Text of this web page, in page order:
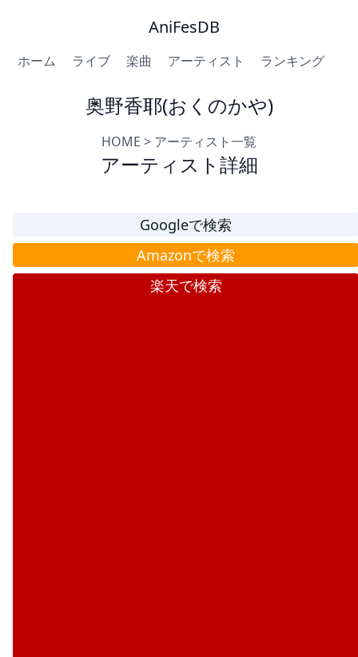
AniFesDB
ホーム ライブ 楽曲 アーティスト ランキング
奥野香耶(おくのかや)
HOME > アーティスト一覧
アーティスト詳細
Googleで検索
Amazonで検索
楽天で検索